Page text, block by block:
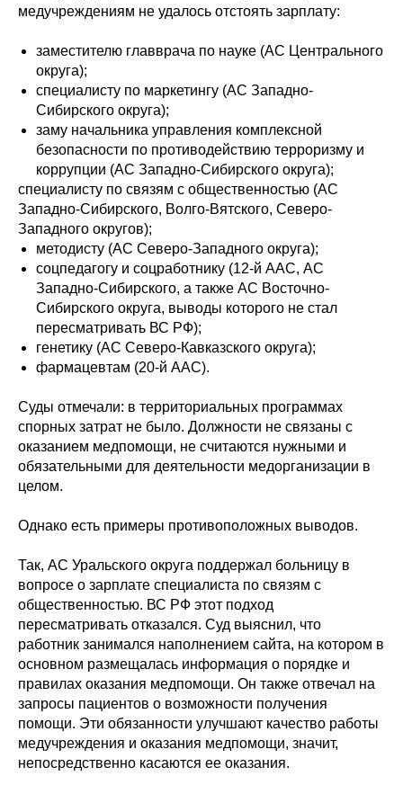
медучреждениям не удалось отстоять зарплату:
заместителю главврача по науке (АС Центрального
округа);
специалисту по маркетингу (АС Западно-
Сибирского округа);
заму начальника управления комплексной
безопасности по противодействию терроризму и
коррупции (АС Западно-Сибирского округа);
специалисту по связям с общественностью (АС
Западно-Сибирского, Волго-Вятского, Северо-
Западного округов);
методисту (АС Северо-Западного округа);
соцпедагогу и соцработнику (12-й ААС, АС
Западно-Сибирского, а также АС Восточно-
Сибирского округа, выводы которого не стал
пересматривать ВС РФ);
генетику (АС Северо-Кавказского округа);
фармацевтам (20-й ААС).
Суды отмечали: в территориальных программах
спорных затрат не было. Должности не связаны с
оказанием медпомощи, не считаются нужными и
обязательными для деятельности медорганизации в
целом.
Однако есть примеры противоположных выводов.
Так, АС Уральского округа поддержал больницу в
вопросе о зарплате специалиста по связям с
общественностью. ВС РФ этот подход
пересматривать отказался. Суд выяснил, что
работник занимался наполнением сайта, на котором в
основном размещалась информация о порядке и
правилах оказания медпомощи. Он также отвечал на
запросы пациентов о возможности получения
помощи. Эти обязанности улучшают качество работы
медучреждения и оказания медпомощи, значит,
непосредственно касаются ее оказания.